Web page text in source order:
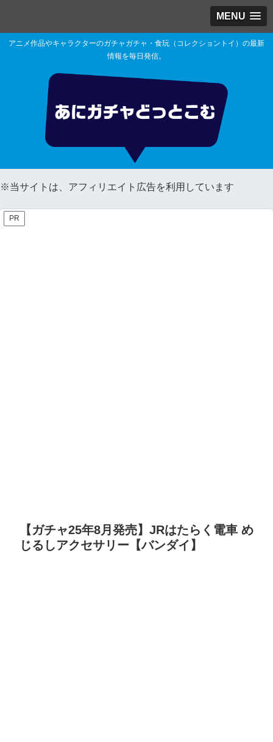
MENU
アニメ作品やキャラクターのガチャガチャ・食玩（コレクショントイ）の最新
情報を毎日発信。
※当サイトは、アフィリエイト広告を利用しています
PR
【ガチャ25年8月発売】JRはたらく電車 め
じるしアクセサリー【バンダイ】